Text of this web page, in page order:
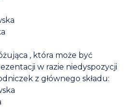
, która może być
w razie niedyspozycji
z głównego składu: